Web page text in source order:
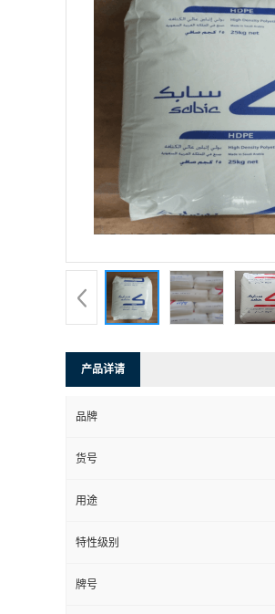
产品详请
品牌
货号
用途
特性级别
牌号